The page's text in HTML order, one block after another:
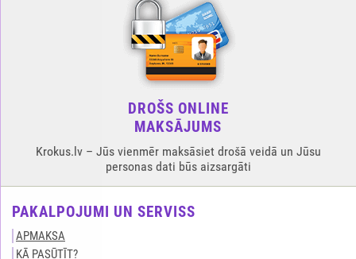
DROŠS ONLINE
MAKSĀJUMS
Krokus.lv – Jūs vienmēr maksāsiet drošā veidā un Jūsu
personas dati būs aizsargāti
PAKALPOJUMI UN SERVISS
APMAKSA
KĀ PASŪTĪT?